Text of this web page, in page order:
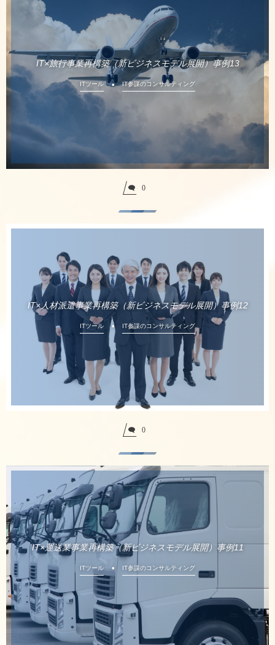
IT×旅行事業再構築（新ビジネスモデル展開）事例13
ITツール IT参謀のコンサルティング
0
IT×人材派遣事業再構築（新ビジネスモデル展開）事例12
ITツール IT参謀のコンサルティング
0
IT×運送業事業再構築（新ビジネスモデル展開）事例11
ITツール IT参謀のコンサルティング